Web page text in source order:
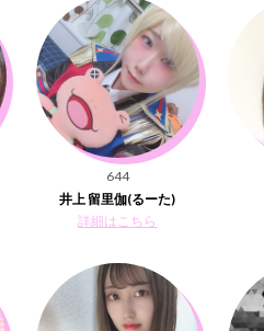
644
井上 留里伽(るーた)
詳細はこちら